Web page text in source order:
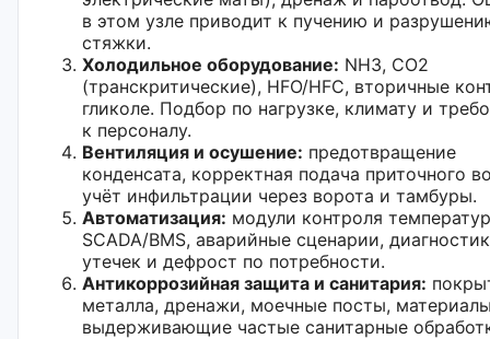
в этом узле приводит к пучению и
стяжки.
Холодильное оборудование: NH3, CO2
(транскритические), HFO/HFC, вторичные
гликоле. Подбор по нагрузке, климату и
к персоналу.
Вентиляция и осушение: предотвращение
конденсата, корректная подача приточного
учёт инфильтрации через ворота и тамбуры.
Автоматизация: модули контроля
SCADA/BMS, аварийные сценарии,
утечек и дефрост по потребности.
Антикоррозийная защита и санитария:
металла, дренажи, моечные посты,
выдерживающие частые санитарные